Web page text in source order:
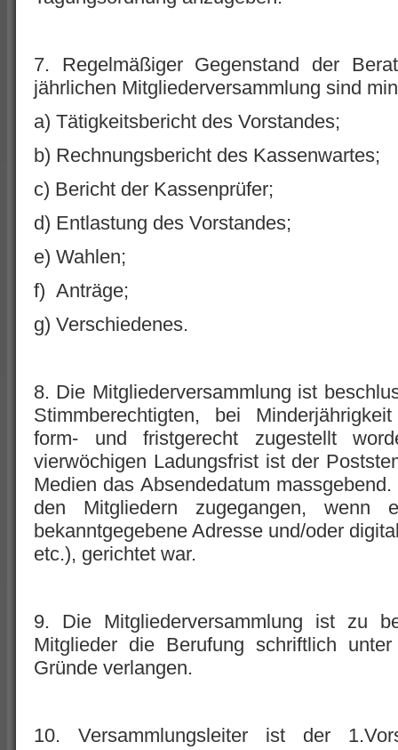
7. Regelmäßiger Gegenstand der
jährlichen Mitgliederversammlung sind
a) Tätigkeitsbericht des Vorstandes;
b) Rechnungsbericht des Kassenwartes;
c) Bericht der Kassenprüfer;
d) Entlastung des Vorstandes;
e) Wahlen;
f) Anträge;
g) Verschiedenes.
8. Die Mitgliederversammlung ist
Stimmberechtigten, bei
form- und fristgerecht zugestellt
vierwöchigen Ladungsfrist ist der
Medien das Absendedatum
den Mitgliedern zugegangen,
bekanntgegebene Adresse und/oder
etc.), gerichtet war.
9. Die Mitgliederversammlung ist zu
Mitglieder die Berufung schriftlich
Gründe verlangen.
10. Versammlungsleiter ist der